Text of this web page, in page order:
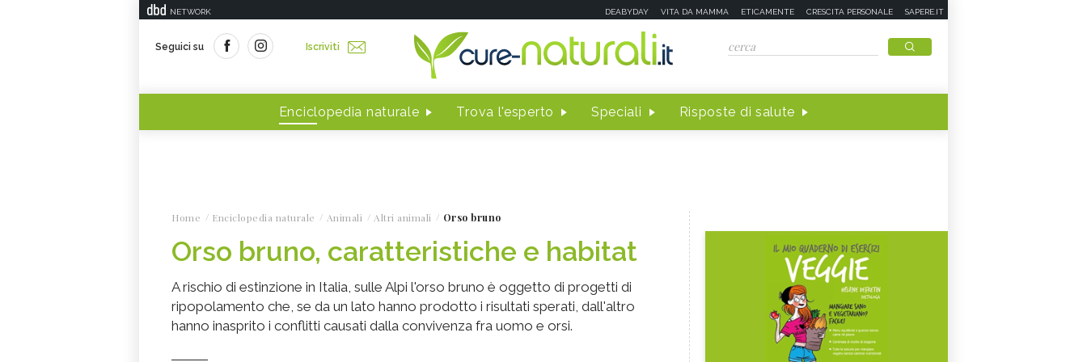
NETWORK DEABYDAY VITA DA MAMMA ETICAMENTE CRESCITA PERSONALE SAPERE.IT
Seguici su Iscriviti
Enciclopedia naturale Trova l'esperto Speciali Risposte di salute
Home Enciclopedia naturale Animali Altri animali Orso bruno
Orso bruno, caratteristiche e habitat
A rischio di estinzione in Italia, sulle Alpi l'orso bruno è oggetto di progetti di
ripopolamento che, se da un lato hanno prodotto i risultati sperati, dall'altro
hanno inasprito i conflitti causati dalla convivenza fra uomo e orsi.